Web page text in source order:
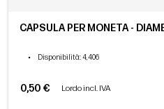
CAPSULA PER MONETA -
• Disponibilità: 4,406
0,50 € Lordo incl. IVA